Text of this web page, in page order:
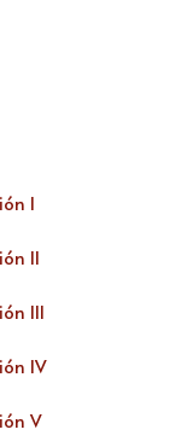
I
II
III
IV
V